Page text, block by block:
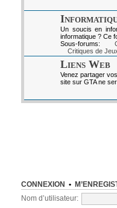
Un soucis en
informatique ? Ce
Sous-forums:
Critiques de
Liens Web
Venez partager
site sur GTA ne
CONNEXION •
Nom d’utilisateur: